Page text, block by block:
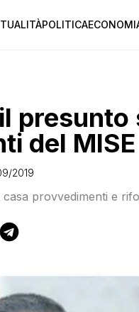
POLITICA
del MISE
2019
provvedimenti e